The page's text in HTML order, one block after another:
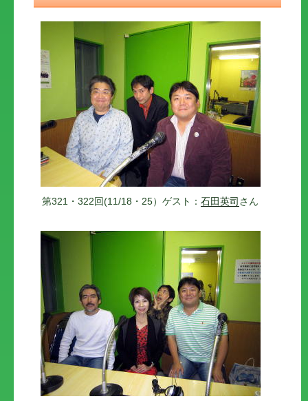
第321・322回(11/18・25）ゲスト：石田英司 さん